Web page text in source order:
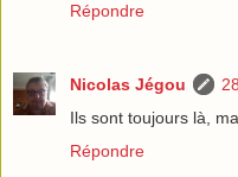
Répondre
Nicolas Jégou
Ils sont toujours là,
Répondre